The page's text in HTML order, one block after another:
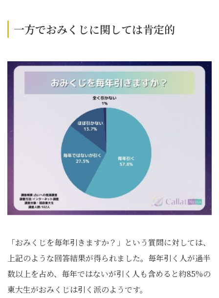
一方でおみくじに関しては肯定的
「おみくじを毎年引きますか？」という質問に対しては、
上記のような回答結果が得られました。毎年引く人が過半
数以上を占め、毎年ではないが引く人も含めると約85%の
東大生がおみくじは引く派のようです。